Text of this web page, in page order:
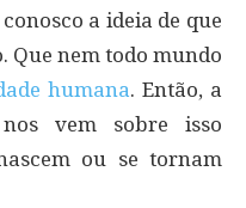
a ideia de que
Que nem todo mundo
humana. Então, a
vem sobre isso
ou se tornam